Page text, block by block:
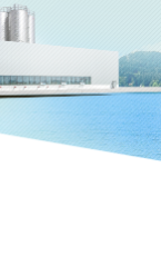
Eco-
Challenge